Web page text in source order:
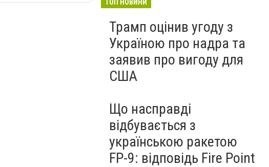
ТОП НОВИНИ
Трамп оцінив угоду з
Україною про надра та
заявив про вигоду для
США
Що насправді
відбувається з
українською ракетою
FP-9: відповідь Fire Point